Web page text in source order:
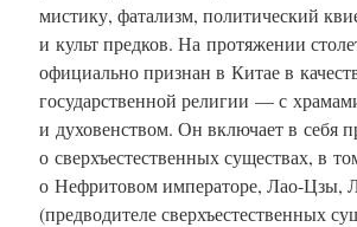
мистику, фатализм, политический
и культ предков. На протяжении
официально признан в Китае в
государственной религии — с
и духовенством. Он включает в себя
о сверхъестественных существах, в
о Нефритовом императоре, Лао-Цзы,
(предводителе сверхъестественных